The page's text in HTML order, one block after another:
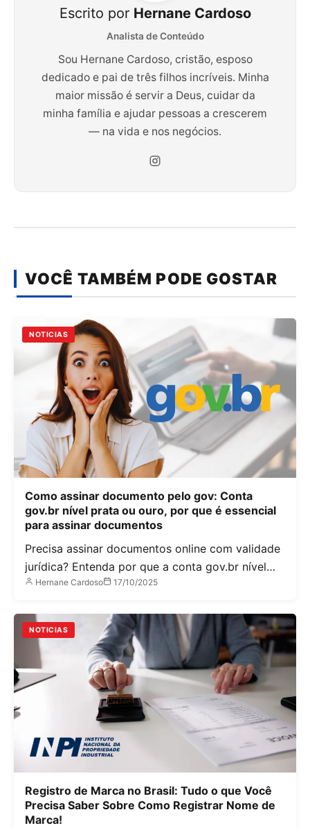
Escrito por Hernane Cardoso
Analista de Conteúdo
Sou Hernane Cardoso, cristão, esposo
dedicado e pai de três filhos incríveis. Minha
maior missão é servir a Deus, cuidar da
minha família e ajudar pessoas a crescerem
— na vida e nos negócios.
VOCÊ TAMBÉM PODE GOSTAR
NOTICIAS
Como assinar documento pelo gov: Conta
gov.br nível prata ou ouro, por que é essencial
para assinar documentos
Precisa assinar documentos online com validade
jurídica? Entenda por que a conta gov.br nível…
Hernane Cardoso 17/10/2025
NOTICIAS
Registro de Marca no Brasil: Tudo o que Você
Precisa Saber Sobre Como Registrar Nome de
Marca!